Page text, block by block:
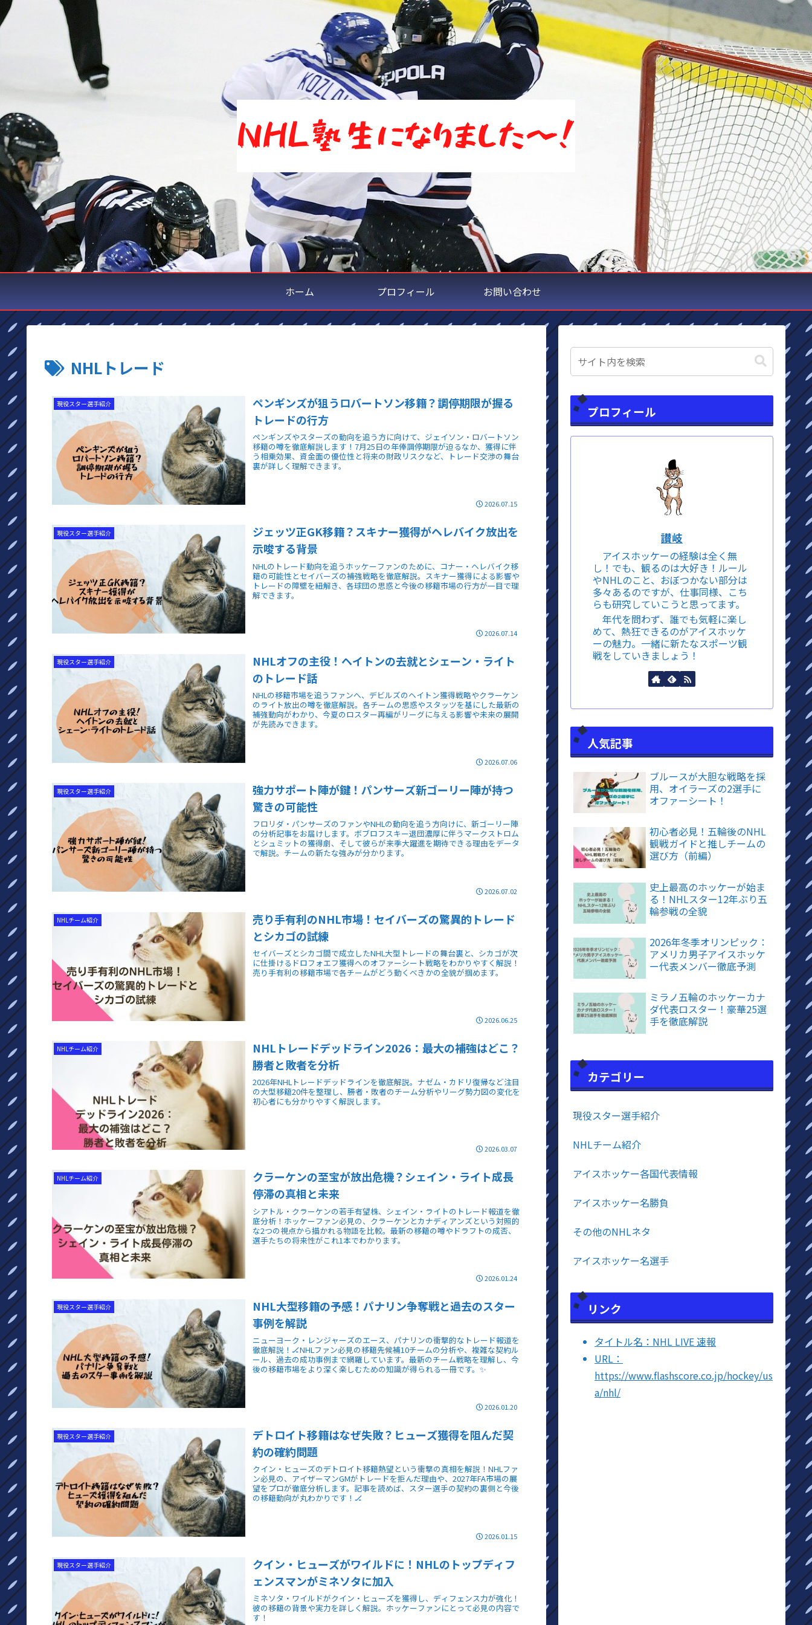
ホーム プロフィール お問い合わせ
NHLトレード
現役スター選手紹介
ペンギンズが狙うロバートソン移籍？調停期限が握る
トレードの行方
ペンギンズやスターズの動向を追う方に向けて、ジェイソン・ロバートソン
移籍の噂を徹底解説します！7月25日の年俸調停期限が迫るなか、獲得に伴
う相乗効果、資金面の優位性と将来の財政リスクなど、トレード交渉の舞台
裏が詳しく理解できます。
2026.07.15
現役スター選手紹介
ジェッツ正GK移籍？スキナー獲得がヘレバイク放出を
示唆する背景
NHLのトレード動向を追うホッケーファンのために、コナー・ヘレバイク移
籍の可能性とセイバーズの補強戦略を徹底解説。スキナー獲得による影響や
トレードの障壁を紐解き、各球団の思惑と今後の移籍市場の行方が一目で理
解できます。
2026.07.14
現役スター選手紹介
NHLオフの主役！ヘイトンの去就とシェーン・ライト
のトレード話
NHLの移籍市場を追うファンへ、デビルズのヘイトン獲得戦略やクラーケン
のライト放出の噂を徹底解説。各チームの思惑やスタッツを基にした最新の
補強動向がわかり、今夏のロスター再編がリーグに与える影響や未来の展開
が先読みできます。
2026.07.06
現役スター選手紹介
強力サポート陣が鍵！パンサーズ新ゴーリー陣が持つ
驚きの可能性
フロリダ・パンサーズのファンやNHLの動向を追う方向けに、新ゴーリー陣
の分析記事をお届けします。ボブロフスキー退団濃厚に伴うマークストロム
とシュミットの獲得劇、そして彼らが来季大躍進を期待できる理由をデータ
で解説。チームの新たな強みが分かります。
2026.07.02
NHLチーム紹介
売り手有利のNHL市場！セイバーズの驚異的トレード
とシカゴの試練
セイバーズとシカゴ間で成立したNHL大型トレードの舞台裏と、シカゴが次
に仕掛けるドロフォエフ獲得へのオファーシート戦略をわかりやすく解説！
売り手有利の移籍市場で各チームがどう動くべきかの全貌が掴めます。
2026.06.25
NHLチーム紹介
NHLトレードデッドライン2026：最大の補強はどこ？
勝者と敗者を分析
2026年NHLトレードデッドラインを徹底解説。ナゼム・カドリ復帰など注目
の大型移籍20件を整理し、勝者・敗者のチーム分析やリーグ勢力図の変化を
初心者にも分かりやすく解説します。
2026.03.07
NHLチーム紹介
クラーケンの至宝が放出危機？シェイン・ライト成長
停滞の真相と未来
シアトル・クラーケンの若手有望株、シェイン・ライトのトレード報道を徹
底分析！ホッケーファン必見の、クラーケンとカナディアンズという対照的
な2つの視点から描かれる物語を比較。最新の移籍の噂やドラフトの成否、
選手たちの将来性がこれ1本でわかります。
2026.01.24
現役スター選手紹介
NHL大型移籍の予感！パナリン争奪戦と過去のスター
事例を解説
ニューヨーク・レンジャーズのエース、パナリンの衝撃的なトレード報道を
徹底解説！🏒NHLファン必見の移籍先候補10チームの分析や、複雑な契約ル
ール、過去の成功事例まで網羅しています。最新のチーム戦略を理解し、今
後の移籍市場をより深く楽しむための知識が得られる一冊です。✨
2026.01.20
現役スター選手紹介
デトロイト移籍はなぜ失敗？ヒューズ獲得を阻んだ契
約の確約問題
クイン・ヒューズのデトロイト移籍熱望という衝撃の真相を解説！NHLファ
ン必見の、アイザーマンGMがトレードを拒んだ理由や、2027年FA市場の展
望をプロが徹底分析します。記事を読めば、スター選手の契約の裏側と今後
の移籍動向が丸わかりです！🏒
2026.01.15
現役スター選手紹介
クイン・ヒューズがワイルドに！NHLのトップディフ
ェンスマンがミネソタに加入
ミネソタ・ワイルドがクイン・ヒューズを獲得し、ディフェンス力が強化！
彼の移籍の背景や実力を詳しく解説。ホッケーファンにとって必見の内容で
す！
プロフィール
讃岐
アイスホッケーの経験は全く無
し！でも、観るのは大好き！ルール
やNHLのこと、おぼつかない部分は
多々あるのですが、仕事同様、こち
らも研究していこうと思ってます。
年代を問わず、誰でも気軽に楽し
めて、熱狂できるのがアイスホッケ
ーの魅力。一緒に新たなスポーツ観
戦をしていきましょう！
人気記事
ブルースが大胆な戦略を採
用、オイラーズの2選手に
オファーシート！
初心者必見！五輪後のNHL
観戦ガイドと推しチームの
選び方（前編）
史上最高のホッケーが始ま
る！NHLスター12年ぶり五
輪参戦の全貌
2026年冬季オリンピック：
アメリカ男子アイスホッケ
ー代表メンバー徹底予測
ミラノ五輪のホッケーカナ
ダ代表ロスター！豪華25選
手を徹底解説
カテゴリー
現役スター選手紹介
NHLチーム紹介
アイスホッケー各国代表情報
アイスホッケー名勝負
その他のNHLネタ
アイスホッケー名選手
リンク
タイトル名：NHL LIVE 速報
URL：
https://www.flashscore.co.jp/hockey/us
a/nhl/